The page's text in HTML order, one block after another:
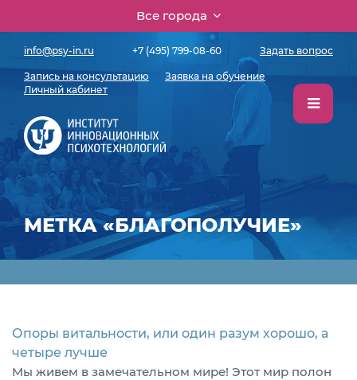
Все города
info@psy-in.ru +7 (495) 799-08-60 Задать вопрос
Запись на консультацию
Заявка на обучение
Личный кабинет
МЕТКА «БЛАГОПОЛУЧИЕ»
Опоры витальности, или один разум хорошо, а
четыре лучше
Мы живем в замечательном мире! Этот мир полон